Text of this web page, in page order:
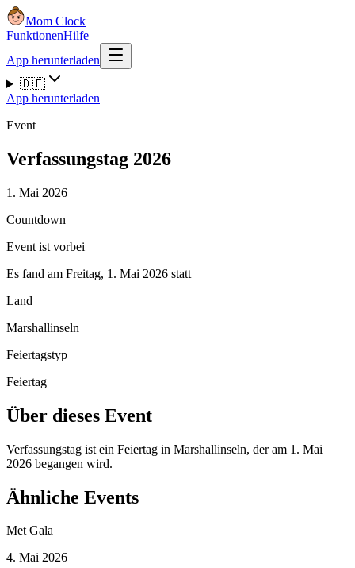
Mom Clock
FunktionenHilfe
App herunterladen
🇩🇪
App herunterladen
Event
Verfassungstag 2026
1. Mai 2026
Countdown
Event ist vorbei
Es fand am Freitag, 1. Mai 2026 statt
Land
Marshallinseln
Feiertagstyp
Feiertag
Über dieses Event
Verfassungstag ist ein Feiertag in Marshallinseln, der am 1. Mai
2026 begangen wird.
Ähnliche Events
Met Gala
4. Mai 2026